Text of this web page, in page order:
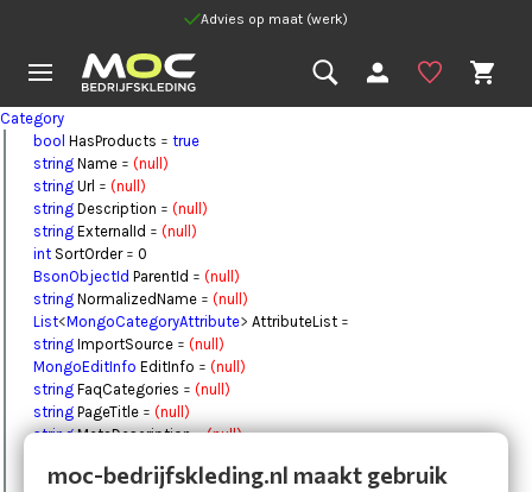
Advies op maat (werk)
Category
bool HasProducts = true
string Name = (null)
string Url = (null)
string Description = (null)
string ExternalId = (null)
int SortOrder= 0
BsonObjectId ParentId = (null)
string NormalizedName = (null)
List<MongoCategoryAttribute> AttributeList =
string ImportSource = (null)
MongoEditInfo EditInfo = (null)
string FaqCategories = (null)
string PageTitle = (null)
string MetaDescription=(null)
List<Image> Images=
moc-bedrijfskleding.nl maakt gebruik